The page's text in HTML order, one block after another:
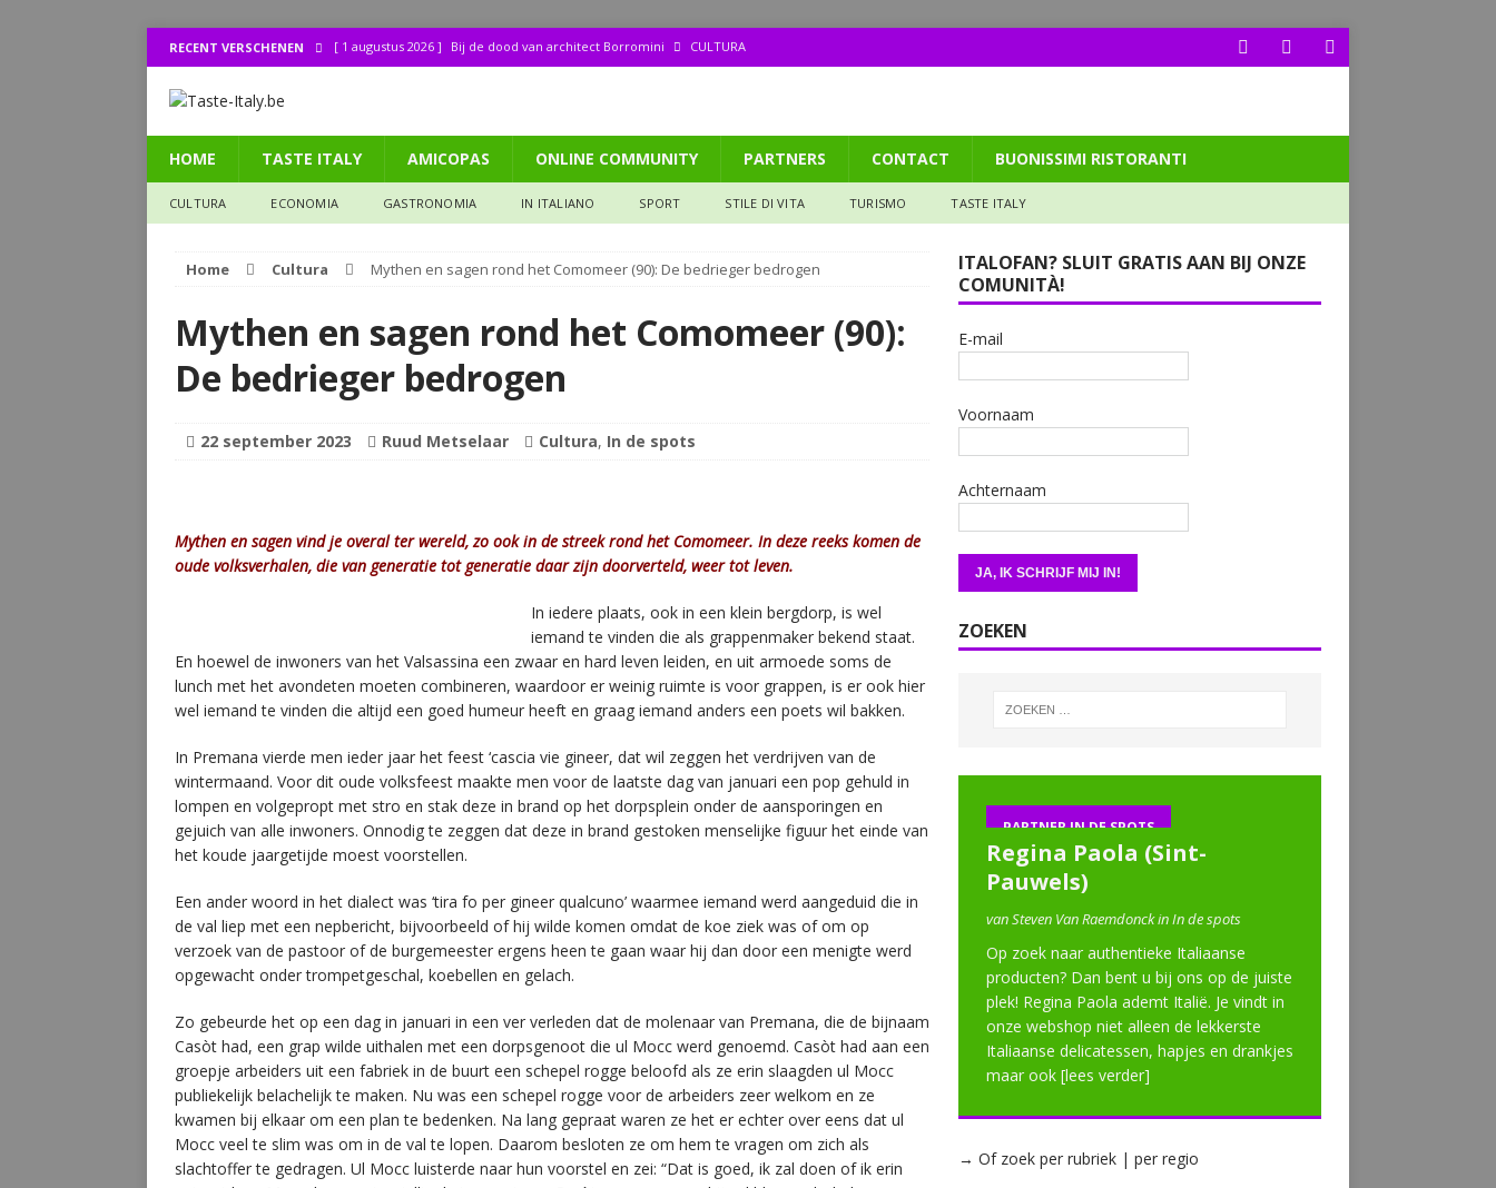
RECENT VERSCHENEN [ 1 augustus 2026 ] Bij de dood van architect Borromini CULTURA
[ 30 juli 2026 ] Lombo (11): de ruïne die mijn hart veroverde IN DE SPOTS
[ 27 juli 2026 ] Legendes uit het Valtellina (106): De Donna selvatica en de Steen van vruchtbaarheid
HOME TASTE ITALY AMICOPAS ONLINE COMMUNITY PARTNERS CONTACT BUONISSIMI RISTORANTI
CULTURA ECONOMIA GASTRONOMIA IN ITALIANO SPORT STILE DI VITA TURISMO TASTE ITALY
Home Cultura Mythen en sagen rond het Comomeer (90): De bedrieger bedrogen
Mythen en sagen rond het Comomeer (90):
De bedrieger bedrogen
22 september 2023 Ruud Metselaar Cultura, In de spots
Mythen en sagen vind je overal ter wereld, zo ook in de streek rond het Comomeer. In deze reeks komen de
oude volksverhalen, die van generatie tot generatie daar zijn doorverteld, weer tot leven.
In iedere plaats, ook in een klein bergdorp, is wel
iemand te vinden die als grappenmaker bekend staat.
En hoewel de inwoners van het Valsassina een zwaar en hard leven leiden, en uit armoede soms de
lunch met het avondeten moeten combineren, waardoor er weinig ruimte is voor grappen, is er ook hier
wel iemand te vinden die altijd een goed humeur heeft en graag iemand anders een poets wil bakken.
In Premana vierde men ieder jaar het feest ‘cascia vie gineer, dat wil zeggen het verdrijven van de
wintermaand. Voor dit oude volksfeest maakte men voor de laatste dag van januari een pop gehuld in
lompen en volgepropt met stro en stak deze in brand op het dorpsplein onder de aansporingen en
gejuich van alle inwoners. Onnodig te zeggen dat deze in brand gestoken menselijke figuur het einde van
het koude jaargetijde moest voorstellen.
Een ander woord in het dialect was ‘tira fo per gineer qualcuno’ waarmee iemand werd aangeduid die in
de val liep met een nepbericht, bijvoorbeeld of hij wilde komen omdat de koe ziek was of om op
verzoek van de pastoor of de burgemeester ergens heen te gaan waar hij dan door een menigte werd
opgewacht onder trompetgeschal, koebellen en gelach.
Zo gebeurde het op een dag in januari in een ver verleden dat de molenaar van Premana, die de bijnaam
Casòt had, een grap wilde uithalen met een dorpsgenoot die ul Mocc werd genoemd. Casòt had aan een
groepje arbeiders uit een fabriek in de buurt een schepel rogge beloofd als ze erin slaagden ul Mocc
publiekelijk belachelijk te maken. Nu was een schepel rogge voor de arbeiders zeer welkom en ze
kwamen bij elkaar om een plan te bedenken. Na lang gepraat waren ze het er echter over eens dat ul
Mocc veel te slim was om in de val te lopen. Daarom besloten ze om hem te vragen om zich als
slachtoffer te gedragen. Ul Mocc luisterde naar hun voorstel en zei: “Dat is goed, ik zal doen of ik erin
ITALOFAN? SLUIT GRATIS AAN BIJ ONZE
COMUNITÀ!
E-mail
Voornaam
Achternaam
ZOEKEN
PARTNER IN DE SPOTS
Regina Paola (Sint-
Pauwels)
van Steven Van Raemdonck in In de spots
Op zoek naar authentieke Italiaanse
producten? Dan bent u bij ons op de juiste
plek! Regina Paola ademt Italië. Je vindt in
onze webshop niet alleen de lekkerste
Italiaanse delicatessen, hapjes en drankjes
maar ook [lees verder]
→ Of zoek per rubriek | per regio